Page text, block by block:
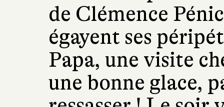
de Clémence
égayent ses
Papa, une visite
une bonne glace,